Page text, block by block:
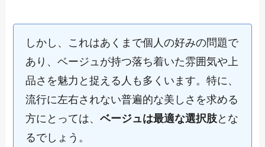
しかし、これはあくまで個人の好みの問題で
あり、ベージュが持つ落ち着いた雰囲気や上
品さを魅力と捉える人も多くいます。特に、
流行に左右されない普遍的な美しさを求める
方にとっては、ベージュは最適な選択肢とな
るでしょう。